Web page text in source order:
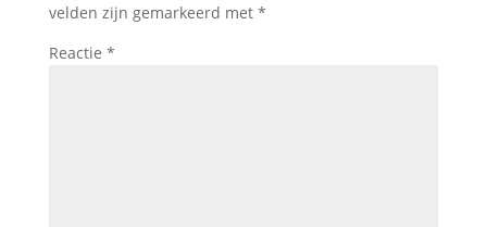
velden zijn gemarkeerd met *
Reactie *